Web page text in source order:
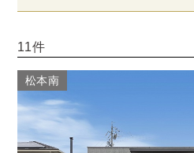
11件
松本南